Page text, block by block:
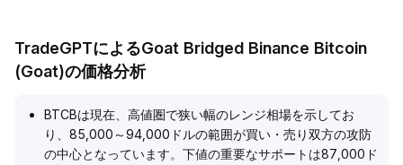
TradeGPTによるGoat Bridged Binance Bitcoin
(Goat)の価格分析
BTCBは現在、高値圏で狭い幅のレンジ相場を示してお
り、85,000～94,000ドルの範囲が買い・売り双方の攻防
の中心となっています。下値の重要なサポートは87,000ド